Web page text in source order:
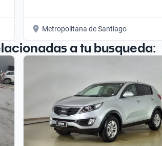
Metropolitana de Santiago
a tu busqueda: